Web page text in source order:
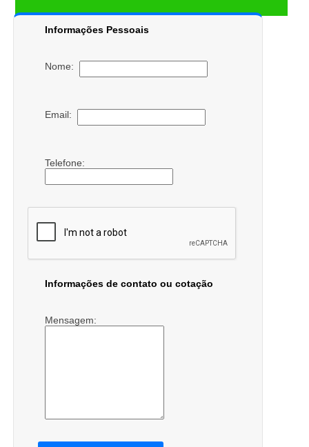
Informações Pessoais
Nome:
Email:
Telefone:
Informações de contato ou cotação
Mensagem: